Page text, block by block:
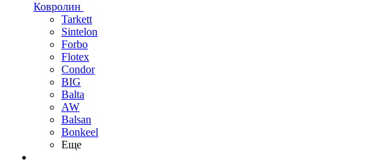
Ковролин
Tarkett
Sintelon
Forbo
Flotex
Condor
BIG
Balta
AW
Balsan
Bonkeel
Еще